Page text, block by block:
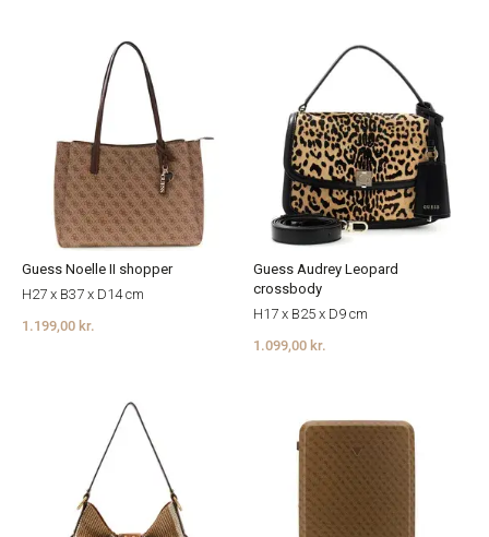
Guess Noelle II shopper
H27 x B37 x D14 cm
1.199,00 kr.
Guess Audrey Leopard
crossbody
H17 x B25 x D9 cm
1.099,00 kr.